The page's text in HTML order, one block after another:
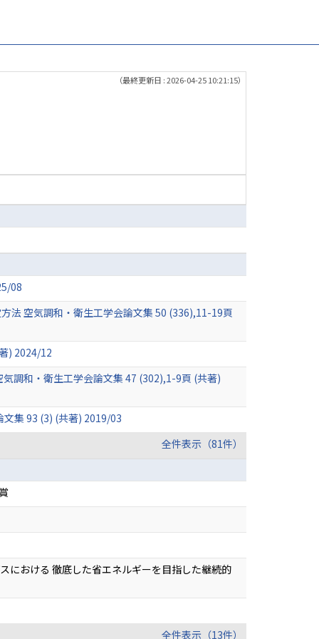
（最終更新日 : 2026-04-25 10:21:15）
08
法 空気調和・衛生工学会論文集 50 (336),11-19頁
) 2024/12
調和・衛生工学会論文集 47 (302),1-9頁 (共著)
集 93 (3) (共著) 2019/03
全件表示（81件）
おける 徹底した省エネルギーを目指した継続的
全件表示（13件）